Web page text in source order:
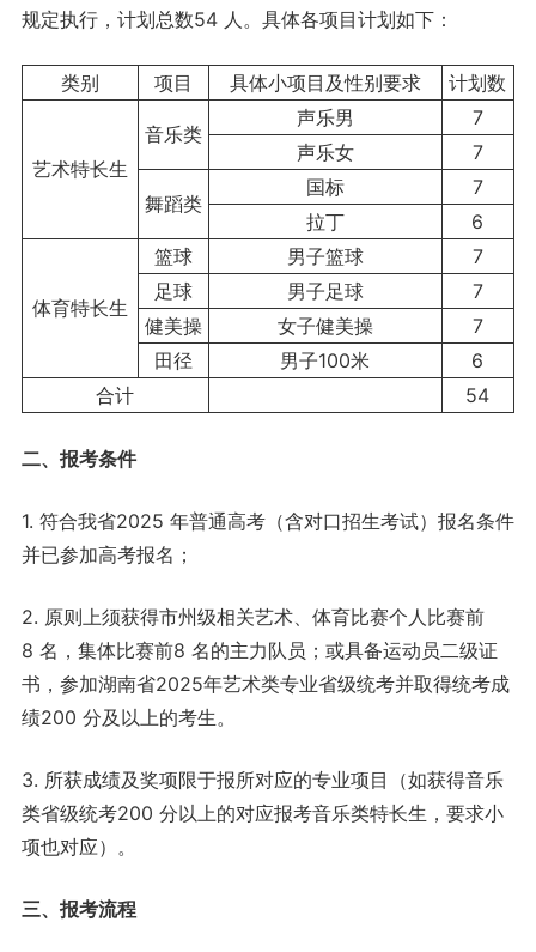
规定执行，计划总数54 人。具体各项目计划如下：
类别 项目 具体小项目及性别要求 计划数
艺术特长生
音乐类
声乐男
7
声乐女
7
舞蹈类
国标
7
拉丁
6
体育特长生
篮球 男子篮球
7
足球
男子足球
7
健美操
女子健美操
7
田径
男子100米
6
合计
54
二、报考条件
1. 符合我省2025 年普通高考（含对口招生考试）报名条件
并已参加高考报名；
2. 原则上须获得市州级相关艺术、体育比赛个人比赛前
8 名，集体比赛前8 名的主力队员；或具备运动员二级证
书，参加湖南省2025年艺术类专业省级统考并取得统考成
绩200 分及以上的考生。
3. 所获成绩及奖项限于报所对应的专业项目（如获得音乐
类省级统考200 分以上的对应报考音乐类特长生，要求小
项也对应）。
三、报考流程